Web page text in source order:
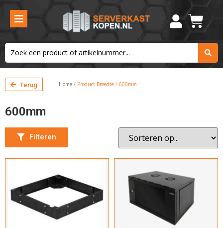
Terug Home / Product Breedte / 600mm
600mm
Filteren
Aantal units
9U
15U
27U
37U
42U